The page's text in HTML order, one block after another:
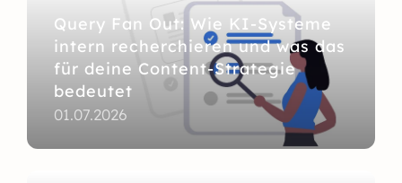
Query Fan Out: Wie KI-Systeme
intern recherchieren und was das
für deine Content-Strategie
bedeutet
01.07.2026